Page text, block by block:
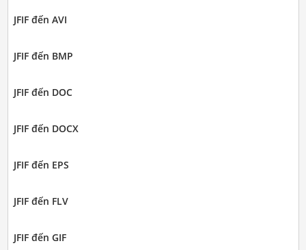
JFIF đến AVI
JFIF đến BMP
JFIF đến DOC
JFIF đến DOCX
JFIF đến EPS
JFIF đến FLV
JFIF đến GIF